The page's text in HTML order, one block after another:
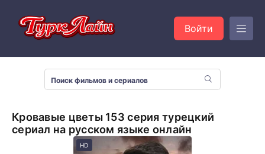
Войти
Кровавые цветы 153 серия турецкий
сериал на русском языке онлайн
HD